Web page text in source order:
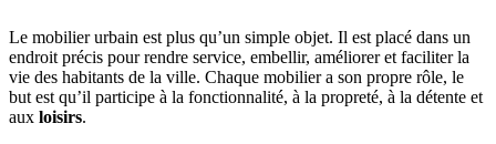
Le mobilier urbain est plus qu’un simple objet. Il est placé dans un
endroit précis pour rendre service, embellir, améliorer et faciliter la
vie des habitants de la ville. Chaque mobilier a son propre rôle, le
but est qu’il participe à la fonctionnalité, à la propreté, à la détente et
aux loisirs.